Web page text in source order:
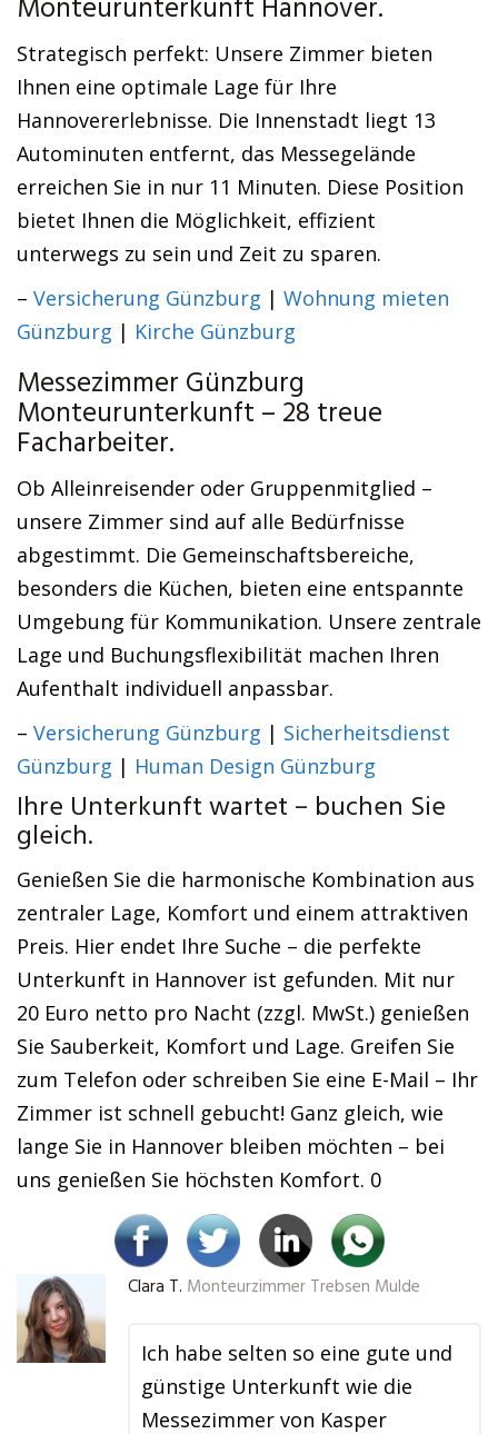
Monteurunterkunft Hannover.
Strategisch perfekt: Unsere Zimmer bieten
Ihnen eine optimale Lage für Ihre
Hannovererlebnisse. Die Innenstadt liegt 13
Autominuten entfernt, das Messegelände
erreichen Sie in nur 11 Minuten. Diese Position
bietet Ihnen die Möglichkeit, effizient
unterwegs zu sein und Zeit zu sparen.
– Versicherung Günzburg | Wohnung mieten
Günzburg | Kirche Günzburg
Messezimmer Günzburg
Monteurunterkunft – 28 treue
Facharbeiter.
Ob Alleinreisender oder Gruppenmitglied –
unsere Zimmer sind auf alle Bedürfnisse
abgestimmt. Die Gemeinschaftsbereiche,
besonders die Küchen, bieten eine entspannte
Umgebung für Kommunikation. Unsere zentrale
Lage und Buchungsflexibilität machen Ihren
Aufenthalt individuell anpassbar.
– Versicherung Günzburg | Sicherheitsdienst
Günzburg | Human Design Günzburg
Ihre Unterkunft wartet – buchen Sie
gleich.
Genießen Sie die harmonische Kombination aus
zentraler Lage, Komfort und einem attraktiven
Preis. Hier endet Ihre Suche – die perfekte
Unterkunft in Hannover ist gefunden. Mit nur
20 Euro netto pro Nacht (zzgl. MwSt.) genießen
Sie Sauberkeit, Komfort und Lage. Greifen Sie
zum Telefon oder schreiben Sie eine E-Mail – Ihr
Zimmer ist schnell gebucht! Ganz gleich, wie
lange Sie in Hannover bleiben möchten – bei
uns genießen Sie höchsten Komfort. 0
Clara T. Monteurzimmer Trebsen Mulde
Ich habe selten so eine gute und
günstige Unterkunft wie die
Messezimmer von Kasper